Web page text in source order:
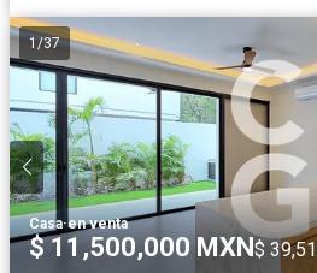
1/37
Casa·en venta
$ 11,500,000 MXN$